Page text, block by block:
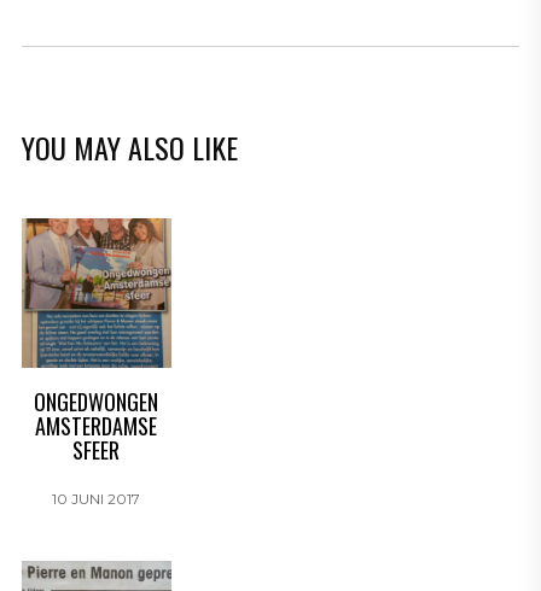
YOU MAY ALSO LIKE
ONGEDWONGEN
AMSTERDAMSE
SFEER
10 JUNI 2017